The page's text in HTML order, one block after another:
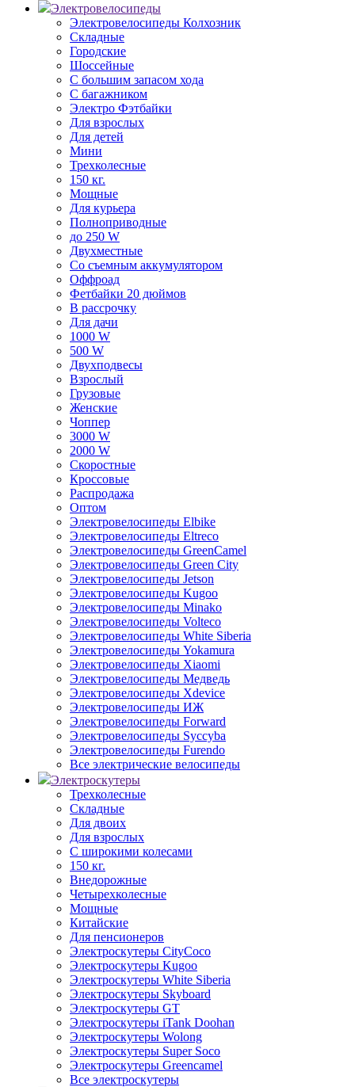
Электровелосипеды
Электровелосипеды Колхозник
Складные
Городские
Шоссейные
С большим запасом хода
С багажником
Электро Фэтбайки
Для взрослых
Для детей
Мини
Трехколесные
150 кг.
Мощные
Для курьера
Полноприводные
до 250 W
Двухместные
Со съемным аккумулятором
Оффроад
Фетбайки 20 дюймов
В рассрочку
Для дачи
1000 W
500 W
Двухподвесы
Взрослый
Грузовые
Женские
Чоппер
3000 W
2000 W
Скоростные
Кроссовые
Распродажа
Оптом
Электровелосипеды Elbike
Электровелосипеды Eltreco
Электровелосипеды GreenCamel
Электровелосипеды Green City
Электровелосипеды Jetson
Электровелосипеды Kugoo
Электровелосипеды Minako
Электровелосипеды Volteco
Электровелосипеды White Siberia
Электровелосипеды Yokamura
Электровелосипеды Xiaomi
Электровелосипеды Медведь
Электровелосипеды Xdevice
Электровелосипеды ИЖ
Электровелосипеды Forward
Электровелосипеды Syccyba
Электровелосипеды Furendo
Все электрические велосипеды
Электроскутеры
Трехколесные
Складные
Для двоих
Для взрослых
С широкими колесами
150 кг.
Внедорожные
Четырехколесные
Мощные
Китайские
Для пенсионеров
Электроскутеры CityCoco
Электроскутеры Kugoo
Электроскутеры White Siberia
Электроскутеры Skyboard
Электроскутеры GT
Электроскутеры iTank Doohan
Электроскутеры Wolong
Электроскутеры Super Soco
Электроскутеры Greencamel
Все электроскутеры